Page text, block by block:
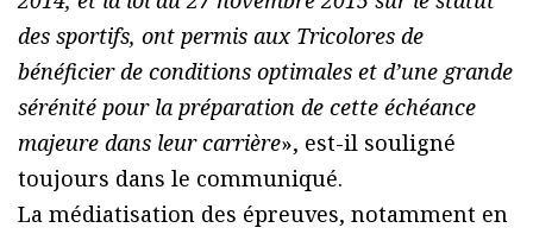
des sportifs, ont permis aux Tricolores de
bénéficier de conditions optimales et d’une grande
sérénité pour la préparation de cette échéance
majeure dans leur carrière», est-il souligné
toujours dans le communiqué.
La médiatisation des épreuves, notamment en